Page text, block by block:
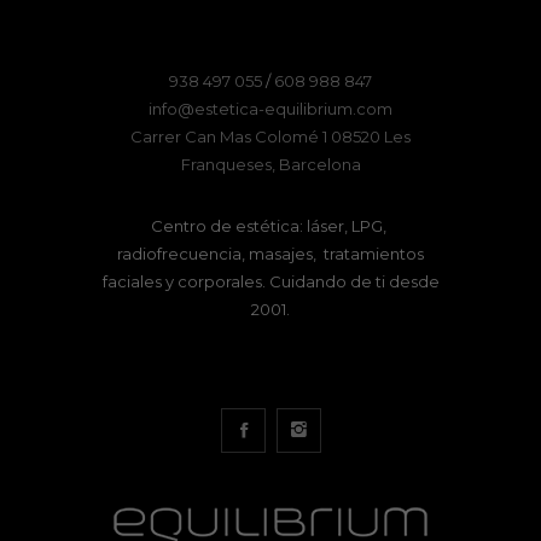
938 497 055/608 988 847
info@estetica-equilibrium.com
Carrer Can Mas Colomé 1 08520 Les
Franqueses, Barcelona
Centro de estética: láser, LPG,
radiofrecuencia, masajes, tratamientos
faciales y corporales. Cuidando de ti desde
2001.